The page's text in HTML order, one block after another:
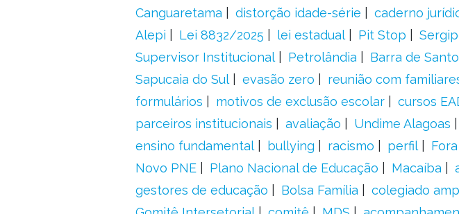
Canguaretama
distorção idade-série caderno
Alepi
Lei 8832/2025 lei estadual Pit Stop
Supervisor Institucional
Petrolândia Barra de
Sapucaia do Sul
evasão zero reunião com
formulários
motivos de exclusão escolar cursos
parceiros institucionais
avaliação Undime Alagoas
ensino fundamental
bullying racismo perfil
Novo PNE
Plano Nacional de Educação Macaíba
gestores de educação
Bolsa Família colegiado